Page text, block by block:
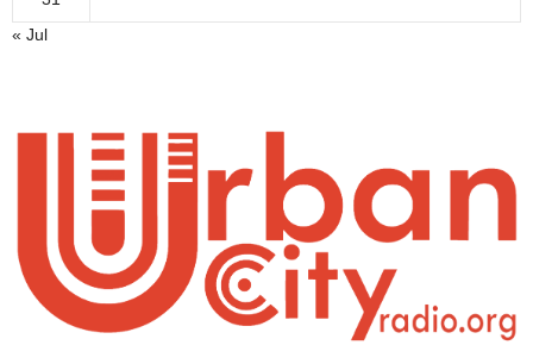
« Jul